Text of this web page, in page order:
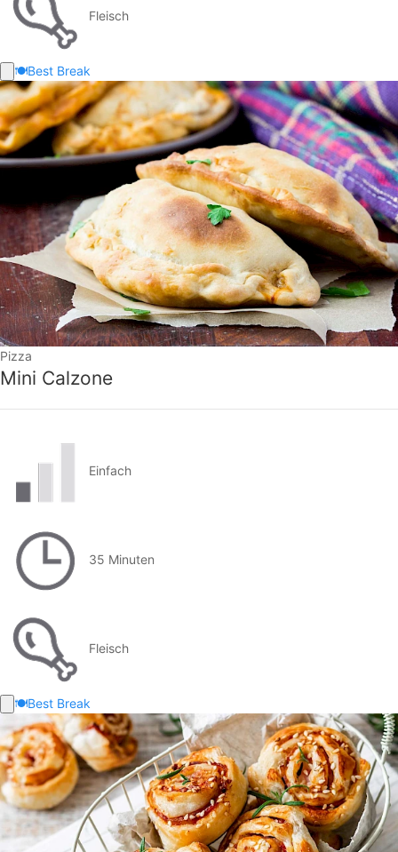
Fleisch
🍽️Best Break
Pizza
Mini Calzone
Einfach
35 Minuten
Fleisch
🍽️Best Break